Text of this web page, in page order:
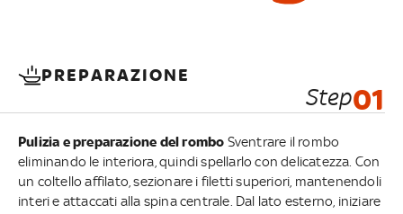
PREPARAZIONE
Step01
Pulizia e preparazione del rombo Sventrare il rombo
eliminando le interiora, quindi spellarlo con delicatezza. Con
un coltello affilato, sezionare i filetti superiori, mantenendoli
interi e attaccati alla spina centrale. Dal lato esterno, iniziare